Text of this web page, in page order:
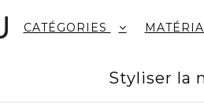
CATÉGORIES
Styliser la